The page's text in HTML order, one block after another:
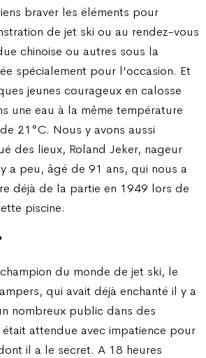
braver les éléments pour
de jet ski ou au rendez-vous
chinoise ou autres sous la
spécialement pour l’occasion. Et
jeunes courageux en calosse
une eau à la même température
21°C. Nous y avons aussi
des lieux, Roland Jeker, nageur
a peu, âgé de 91 ans, qui nous a
déjà de la partie en 1949 lors de
piscine.
du monde de jet ski, le
qui avait déjà enchanté il y a
nombreux public dans des
attendue avec impatience pour
il a le secret. A 18 heures